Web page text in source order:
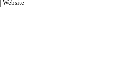
Website